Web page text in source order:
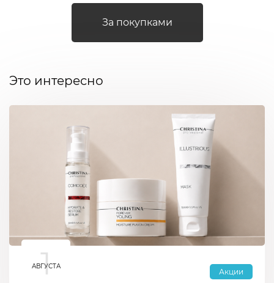
За покупками
Это интересно
1
АВГУСТА
Акции